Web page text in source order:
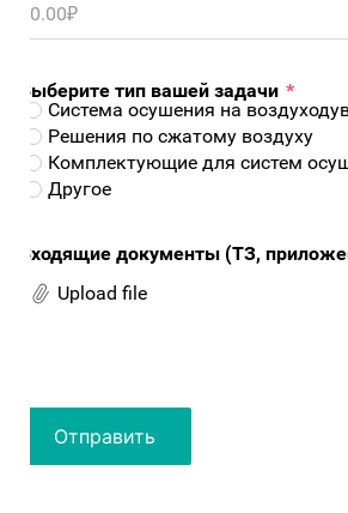
тип вашей задачи*
Система осушения на воздуходувке
Решения по сжатому воздуху
Комплектующие для систем
Другое
документы (ТЗ,
Upload file
Отправить